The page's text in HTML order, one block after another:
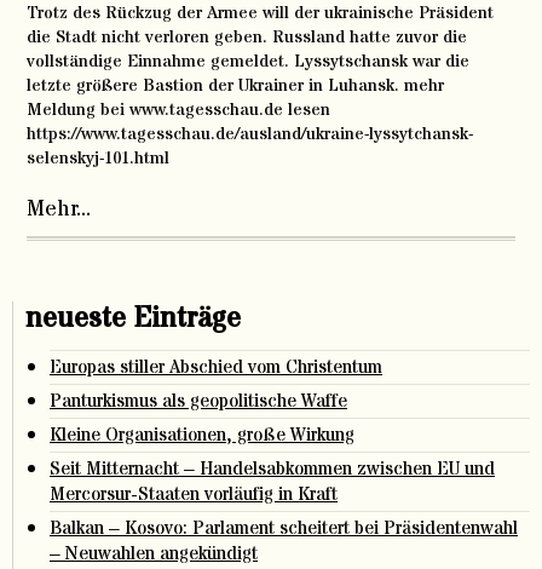
Trotz des Rückzug der Armee will der ukrainische Präsident
die Stadt nicht verloren geben. Russland hatte zuvor die
vollständige Einnahme gemeldet. Lyssytschansk war die
letzte größere Bastion der Ukrainer in Luhansk. mehr
Meldung bei www.tagesschau.de lesen
https://www.tagesschau.de/ausland/ukraine-lyssytchansk-
selenskyj-101.html
Mehr...
neueste Einträge
Europas stiller Abschied vom Christentum
Panturkismus als geopolitische Waffe
Kleine Organisationen, große Wirkung
Seit Mitternacht – Handelsabkommen zwischen EU und
Mercorsur-Staaten vorläufig in Kraft
Balkan – Kosovo: Parlament scheitert bei Präsidentenwahl
– Neuwahlen angekündigt